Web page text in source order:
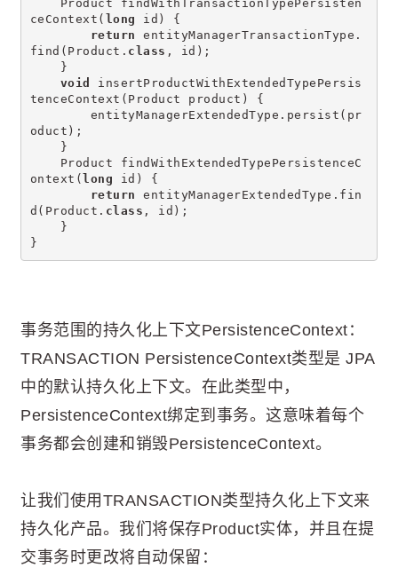
Product findWithTransactionTypePersisten
ceContext( long id) {
return entityManagerTransactionType.
find(Product. class , id);
}
void
insertProductWithExtendedTypePersis
tenceContext(Product product) {
entityManagerExtendedType.persist(pr
oduct);
}
Product findWithExtendedTypePersistenceC
ontext( long id) {
return entityManagerExtendedType.fin
d(Product. class , id);
}
}
事务范围的持久化上下文PersistenceContext：
TRANSACTION PersistenceContext类型是 JPA
中的默认持久化上下文。在此类型中，
PersistenceContext绑定到事务。这意味着每个
事务都会创建和销毁PersistenceContext。
让我们使用TRANSACTION类型持久化上下文来
持久化产品。我们将保存Product实体，并且在提
交事务时更改将自动保留：